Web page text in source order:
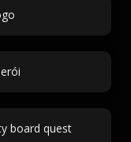
board quest